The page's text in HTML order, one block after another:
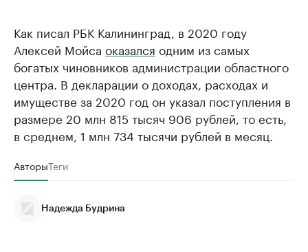
Как писал РБК Калининград, в 2020 году
Алексей Мойса оказался одним из самых
богатых чиновников администрации областного
центра. В декларации о доходах, расходах и
имуществе за 2020 год он указал поступления в
размере 20 млн 815 тысяч 906 рублей, то есть,
в среднем, 1 млн 734 тысячи рублей в месяц.
АвторыТеги
Надежда Будрина